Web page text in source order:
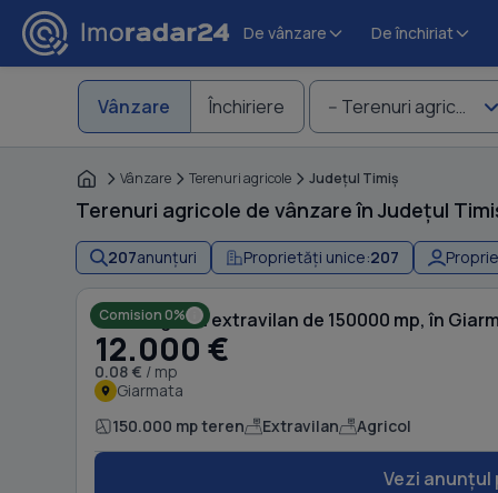
De vânzare De închiriat
Vânzare Închiriere -- Terenuri agricole
Vânzare Terenuri agricole Judeţul Timiş
Terenuri agricole de vânzare în Județul
207anunțuri Proprietăți unice:207
Comision 0%
Teren agricol extravilan de 150000 mp, în
12.000 €
0.08 € / mp
Giarmata
150.000 mp teren Extravilan Agricol
Vezi anunțul